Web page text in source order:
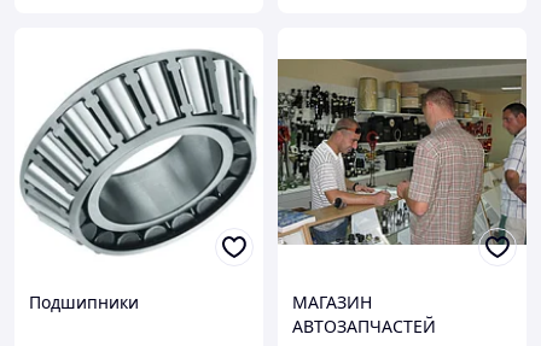
Подшипники
МАГАЗИН
АВТОЗАПЧАСТЕЙ